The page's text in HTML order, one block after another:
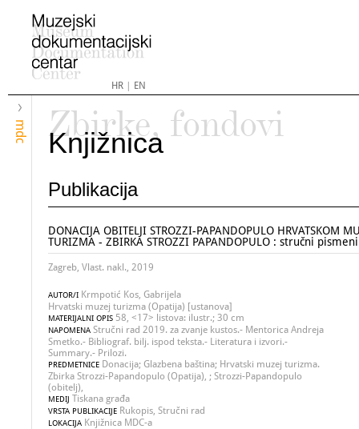
HR| EN
mdc
Zbirke, fondovi
Knjižnica
Publikacija
DONACIJA OBITELJI STROZZI-PAPANDOPULO HRVATSKOM
TURIZMA - ZBIRKA STROZZI PAPANDOPULO : stručni
Zagreb, Vlast. nakl., 2019
AUTOR/I Krmpotić Kos, Gabrijela
Hrvatski muzej turizma (Opatija) [ustanova]
MATERIJALNI OPIS 58, <17> listova: ilustr.; 30 cm
NAPOMENA Stručni rad 2019. za zvanje kustos.- Mentorica Andreja
Smetko.- Bibliograf. bilj. ispod teksta.- Literatura i izvori.-
Summary.- Prilozi.
PREDMETNICE Donacija; Glazbena baština; Hrvatski muzej turizma.
Zbirka Strozzi-Papandopulo (Opatija), ; Strozzi-Papandopulo
(obitelj),
MEDIJ Tiskana građa
VRSTA PUBLIKACIJE Rukopis, Stručni rad
LOKACIJA Knjižnica MDC-a